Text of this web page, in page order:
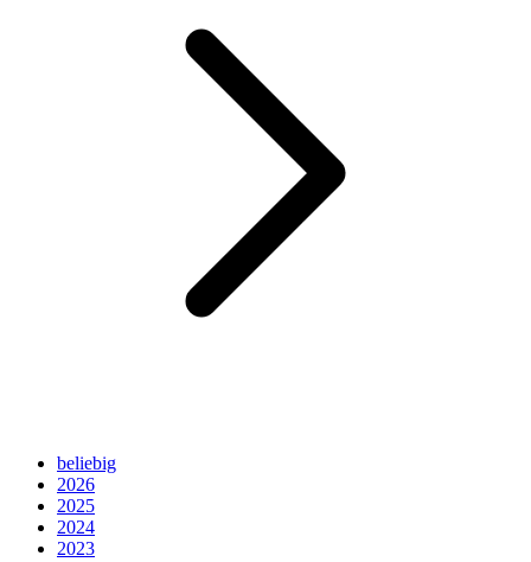
beliebig
2026
2025
2024
2023